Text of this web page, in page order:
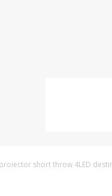
short throw 4LED